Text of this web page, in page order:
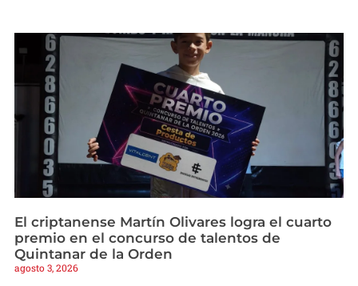
El criptanense Martín Olivares logra el cuarto
premio en el concurso de talentos de
Quintanar de la Orden
agosto 3, 2026